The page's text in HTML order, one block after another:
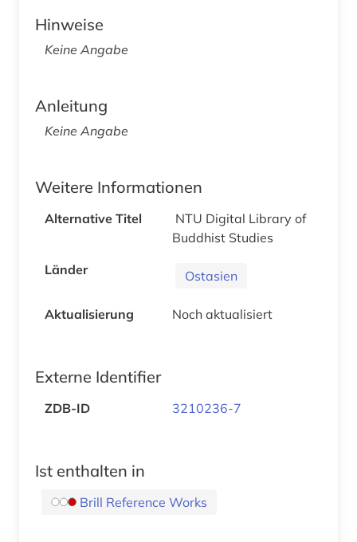
Hinweise
Keine Angabe
Anleitung
Keine Angabe
Weitere Informationen
Alternative Titel
NTU Digital Library of
Buddhist Studies
Länder
Ostasien
Aktualisierung Noch aktualisiert
Externe Identifier
ZDB-ID 3210236-7
Ist enthalten in
Brill Reference Works